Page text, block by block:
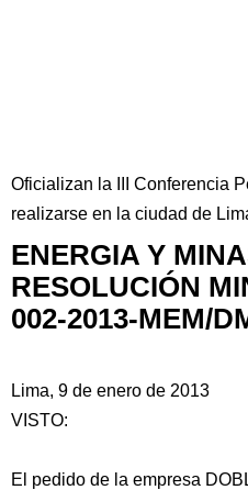
Oficializan la III Conferencia
realizarse en la ciudad de
ENERGIA Y
RESOLUCIÓN
002-2013-MEM/
Lima, 9 de enero de 2013
VISTO:
El pedido de la empresa